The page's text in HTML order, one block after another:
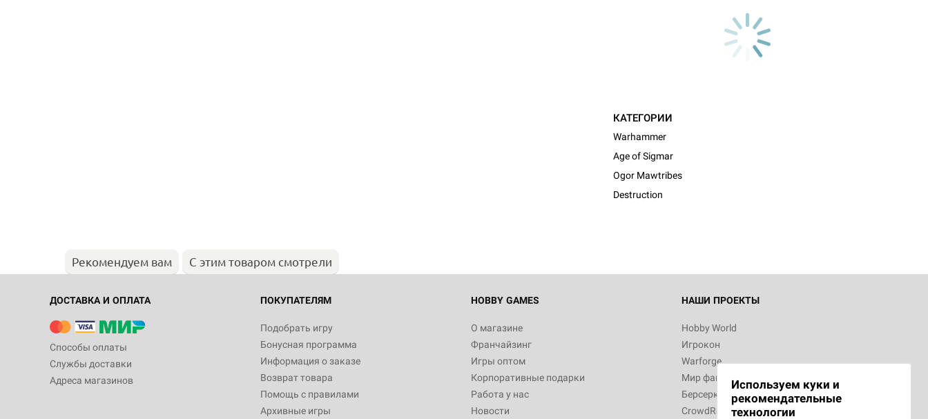
КАТЕГОРИИ
Warhammer
Age of Sigmar
Ogor Mawtribes
Destruction
Рекомендуем вам С этим товаром смотрели
ДОСТАВКА И ОПЛАТА
Способы оплаты
Службы доставки
Адреса магазинов
ПОКУПАТЕЛЯМ
Подобрать игру
Бонусная программа
Информация о заказе
Возврат товара
Помощь с правилами
Архивные игры
HOBBY GAMES
О магазине
Франчайзинг
Игры оптом
Корпоративные подарки
Работа у нас
Новости
НАШИ ПРОЕКТЫ
Hobby World
Игрокон
Warforge
Мир фантастики
Берсерк
CrowdRepublic
Используем куки и
рекомендательные
технологии